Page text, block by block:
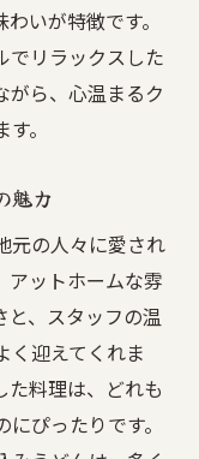
いが特徴です。
でリラックスした
がら、心温まるク
。
魅力
元の人々に愛され
アットホームな雰
、スタッフの温
く迎えてくれま
た料理は、どれも
ぴったりです。